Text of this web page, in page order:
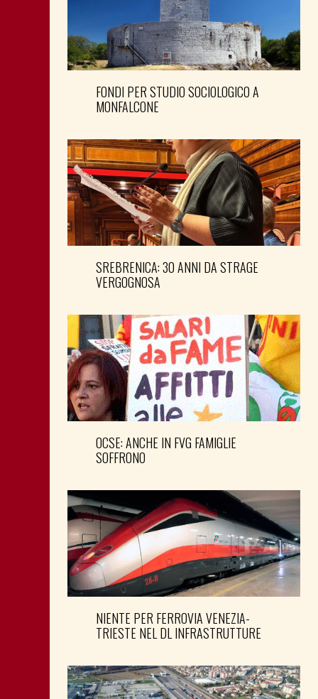
FONDI PER STUDIO SOCIOLOGICO A
MONFALCONE
SREBRENICA: 30 ANNI DA STRAGE
VERGOGNOSA
OCSE: ANCHE IN FVG FAMIGLIE
SOFFRONO
NIENTE PER FERROVIA VENEZIA-
TRIESTE NEL DL INFRASTRUTTURE